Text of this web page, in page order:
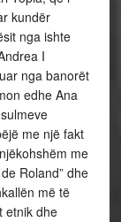
kundër
nga ishte
I
nga banorët
edhe Ana
me një fakt
me
Roland” dhe
më të
etnik dhe